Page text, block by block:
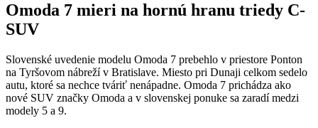
Omoda 7 mieri na hornú hranu triedy C-
SUV
Slovenské uvedenie modelu Omoda 7 prebehlo v priestore Ponton
na Tyršovom nábreží v Bratislave. Miesto pri Dunaji celkom sedelo
autu, ktoré sa nechce tváriť nenápadne. Omoda 7 prichádza ako
nové SUV značky Omoda a v slovenskej ponuke sa zaradí medzi
modely 5 a 9.